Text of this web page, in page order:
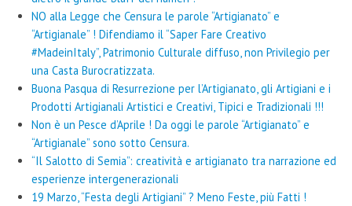
NO alla Legge che Censura le parole “Artigianato” e
“Artigianale” ! Difendiamo il “Saper Fare Creativo
#MadeinItaly”, Patrimonio Culturale diffuso, non Privilegio per
una Casta Burocratizzata.
Buona Pasqua di Resurrezione per l’Artigianato, gli Artigiani e i
Prodotti Artigianali Artistici e Creativi, Tipici e Tradizionali !!!
Non è un Pesce d’Aprile ! Da oggi le parole “Artigianato” e
“Artigianale” sono sotto Censura.
“Il Salotto di Semia”: creatività e artigianato tra narrazione ed
esperienze intergenerazionali
19 Marzo, “Festa degli Artigiani” ? Meno Feste, più Fatti !